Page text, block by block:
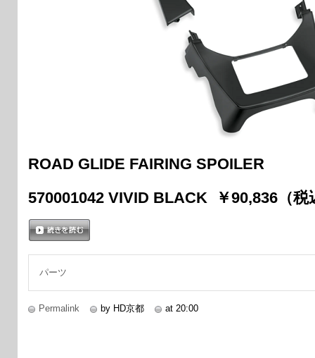
ROAD GLIDE FAIRING SPOILER
570001042 VIVID BLACK ￥90,836（税
パーツ
Permalink by HD京都 at 20:00